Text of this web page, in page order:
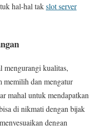
hal-hal takslot server
mengurangi kualitas,
memilih dan mengatur
mahal untuk mendapatkan
di nikmati dengan bijak
dengan